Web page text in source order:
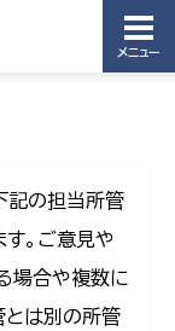
メニュー
記の担当所管
。ご意見や
場合や複数に
とは別の所管